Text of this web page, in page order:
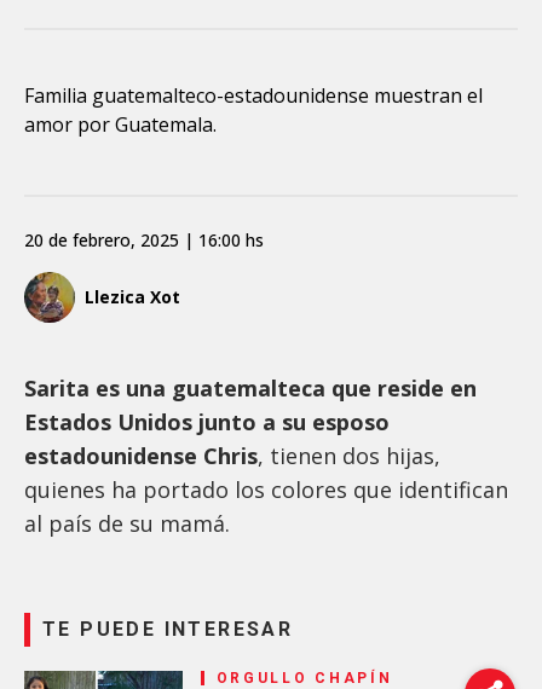
Familia guatemalteco-estadounidense muestran el
amor por Guatemala.
Llezica Xot
20 de febrero, 2025 | 16:00 hs
Sarita es una guatemalteca que reside en
Estados Unidos junto a su esposo
estadounidense Chris, tienen dos hijas,
quienes ha portado los colores que identifican
al país de su mamá.
TE PUEDE INTERESAR
ORGULLO CHAPÍN